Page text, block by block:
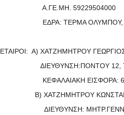
Α.ΓΕ.ΜΗ. 59229504000
ΕΔΡΑ: ΤΕΡΜΑ ΟΛΥΜΠΟΥ, Τ.Κ.
ΕΤΑΙΡΟΙ: Α) ΧΑΤΖΗΜΗΤΡΟΥ
ΔΙΕΥΘΥΝΣΗ:ΠΟΝΤΟΥ 12, Τ.Κ.
ΚΕΦΑΛΑΙΑΚΗ ΕΙΣΦΟΡΑ: 60%
Β) ΧΑΤΖΗΜΗΤΡΟΥ
ΔΙΕΥΘΥΝΣΗ: